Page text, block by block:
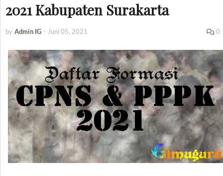
2021 Kabupaten Surakarta
by Admin IG - Juni 05, 2021 0